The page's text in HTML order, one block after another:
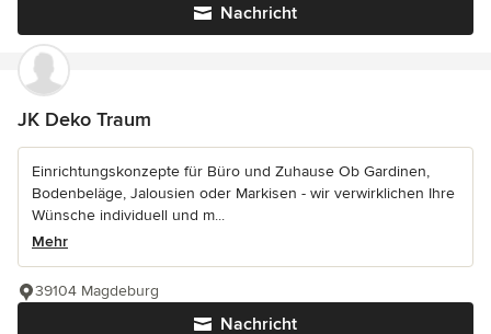
Nachricht
JK Deko Traum
Einrichtungskonzepte für Büro und Zuhause Ob Gardinen,
Bodenbeläge, Jalousien oder Markisen - wir verwirklichen Ihre
Wünsche individuell und m...
Mehr
Nachricht
39104 Magdeburg